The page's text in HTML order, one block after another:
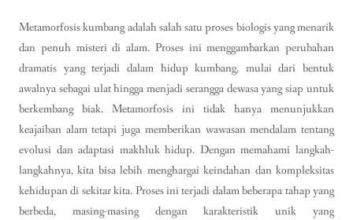
Metamorfosis kumbang adalah salah satu proses biologis yang menarik
dan penuh misteri di alam. Proses ini menggambarkan perubahan
dramatis yang terjadi dalam hidup kumbang, mulai dari bentuk
awalnya sebagai ulat hingga menjadi serangga dewasa yang siap untuk
berkembang biak. Metamorfosis ini tidak hanya menunjukkan
keajaiban alam tetapi juga memberikan wawasan mendalam tentang
evolusi dan adaptasi makhluk hidup. Dengan memahami langkah-
langkahnya, kita bisa lebih menghargai keindahan dan kompleksitas
kehidupan di sekitar kita. Proses ini terjadi dalam beberapa tahap yang
berbeda, masing-masing dengan karakteristik unik yang